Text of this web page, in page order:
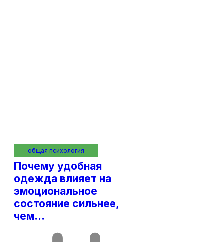
общая психология
Почему удобная
одежда влияет на
эмоциональное
состояние сильнее,
чем…